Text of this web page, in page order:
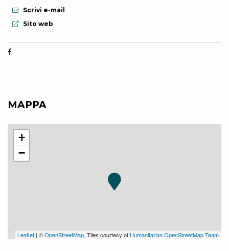
Scrivi e-mail
Sito web:
Sito web
MAPPA
+
−
Leaflet | ©OpenStreetMap, Tiles courtesy of Humanitarian OpenStreetMap Team